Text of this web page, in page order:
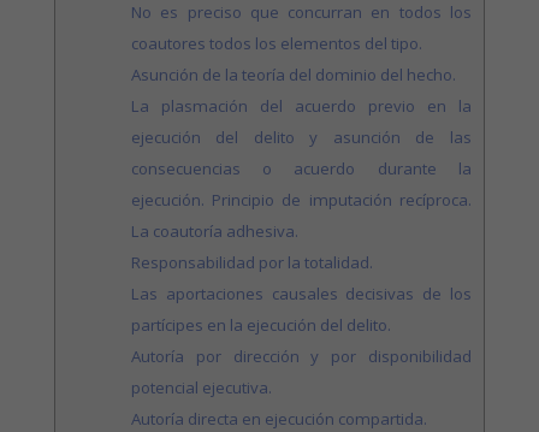
No es preciso que concurran en todos los
coautores todos los elementos del tipo.
Asunción de la teoría del dominio del hecho.
La plasmación del acuerdo previo en la
ejecución del delito y asunción de las
consecuencias o acuerdo durante la
ejecución. Principio de imputación recíproca.
La coautoría adhesiva.
Responsabilidad por la totalidad.
Las aportaciones causales decisivas de los
partícipes en la ejecución del delito.
Autoría por dirección y por disponibilidad
potencial ejecutiva.
Autoría directa en ejecución compartida.